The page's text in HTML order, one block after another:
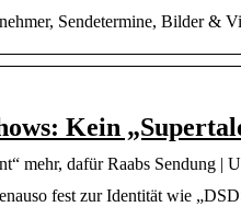
Sendetermine, Bilder &
Kein
mehr, dafür Raabs Sendung |
fest zur Identität wie